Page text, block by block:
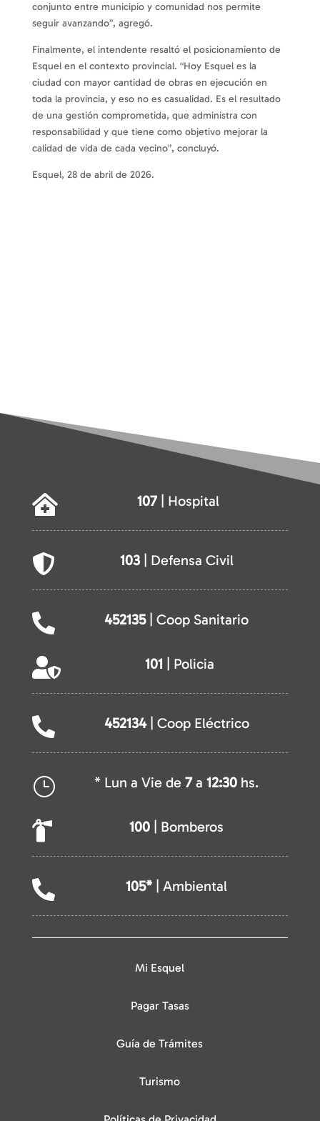
conjunto entre municipio y comunidad nos permite
seguir avanzando”, agregó.
Finalmente, el intendente resaltó el posicionamiento de
Esquel en el contexto provincial. “Hoy Esquel es la
ciudad con mayor cantidad de obras en ejecución en
toda la provincia, y eso no es casualidad. Es el resultado
de una gestión comprometida, que administra con
responsabilidad y que tiene como objetivo mejorar la
calidad de vida de cada vecino”, concluyó.
Esquel, 28 de abril de 2026.
 107| Hospital
 103| Defensa Civil
 452135| Coop Sanitario
 101 | Policia
 452134| Coop Eléctrico
} * Lun a Vie de7 a12:30 hs.
 100 | Bomberos
 105* | Ambiental
Mi Esquel
Pagar Tasas
Guía de Trámites
Turismo